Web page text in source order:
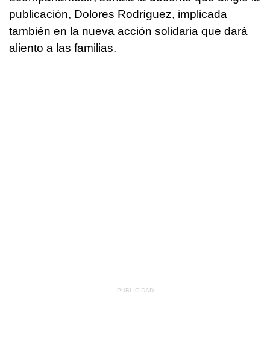
publicación, Dolores Rodríguez, implicada
también en la nueva acción solidaria que dará
aliento a las familias.